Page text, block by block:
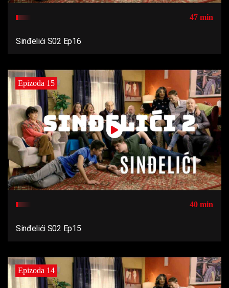
47 min
Sinđelići S02 Ep16
Epizoda 15
40 min
Sinđelići S02 Ep15
Epizoda 14